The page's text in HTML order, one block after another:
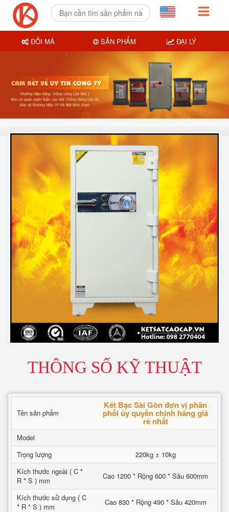
THÔNG SỐ KỸ THUẬT
Tên sản phẩm
Két Bạc Sài Gòn đơn vị phân
phối ủy quyền chính hãng giá
rẻ nhất
Model
Trọng lượng
220kg ± 10kg
Kích thước ngoài ( C *
R * S ) mm
Cao 1200 * Rộng 600 * Sâu 600mm
Kích thước sử dụng ( C
* R * S ) mm
Cao 830 * Rộng 490 * Sâu 420mm
ĐỔI MÃ SẢN PHẨM ĐẠI LÝ